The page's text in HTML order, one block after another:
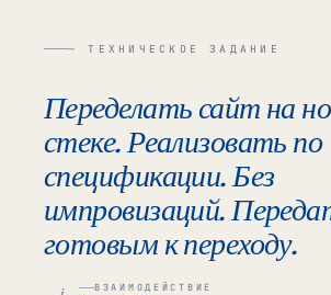
— ТЕХНИЧЕСКОЕ ЗАДАНИЕ
Переделать сайт на
стеке. Реализовать по
спецификации. Без
импровизаций.
готовым к переходу.
ВЗАИМОДЕЙСТВИЕ